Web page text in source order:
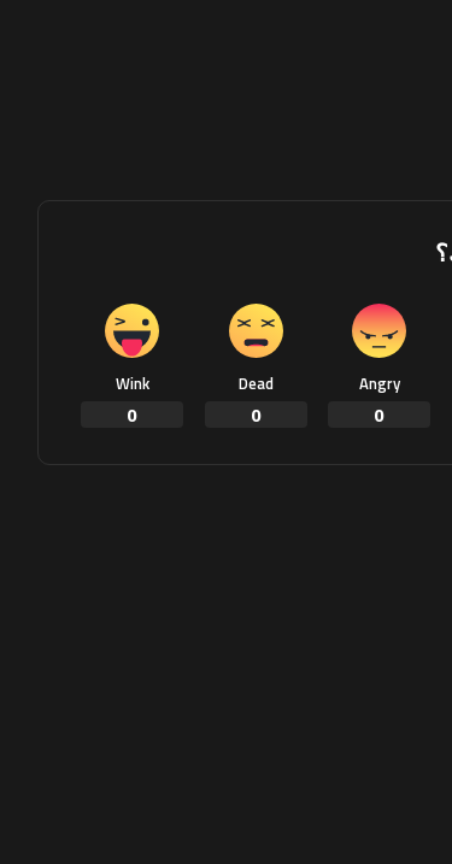
Angry
0
Dead
0
Wink
0